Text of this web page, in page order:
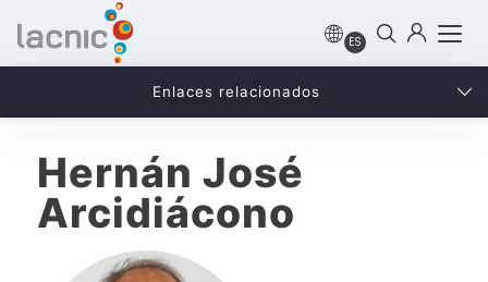
ES
Hernán José
Arcidiácono
Enlaces relacionados